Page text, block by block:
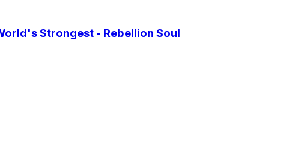
Strongest - Rebellion Soul